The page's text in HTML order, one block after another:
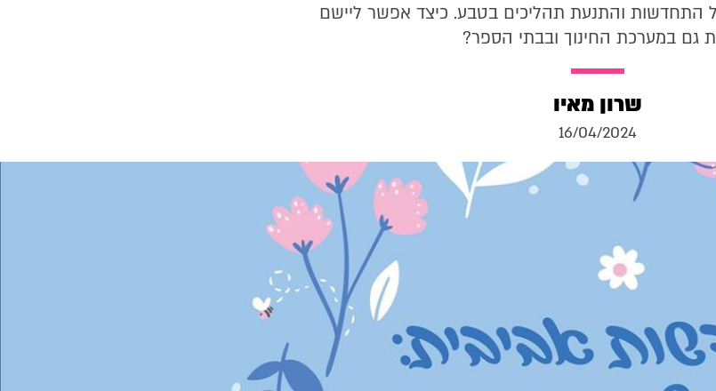
התחדשות והתנעת תהליכים בטבע. כיצד אפשר ליישם
גם במערכת החינוך ובבתי הספר?
שרון מאיו
16/04/2024